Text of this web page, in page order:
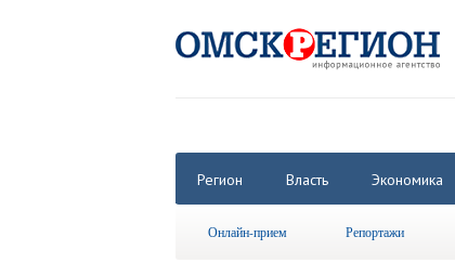
Регион Власть Экономика
Онлайн-прием Репортажи